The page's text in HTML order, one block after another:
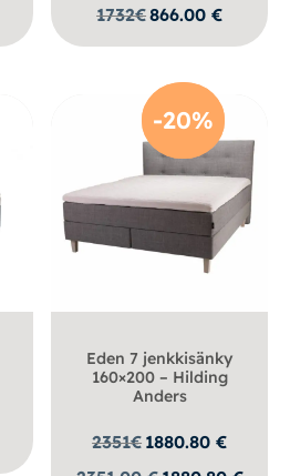
1732€866.00€
-20%
-20%
Eden 7 jenkkisänky
160×200 – Hilding
Anders
2351€ 1880.80€